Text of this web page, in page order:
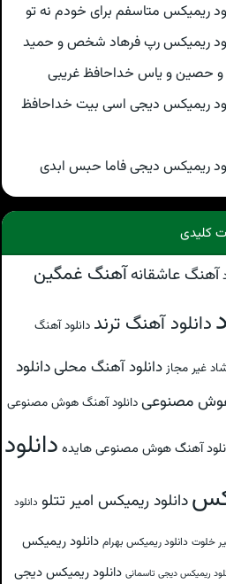
ریمیکس متاسفم برای خودم نه تو
ریمیکس رپ فرهاد شخص و حمید
حصین و یاس خداحافظ غریبی
ریمیکس دیجی اسی بیت خداحافظ
ریمیکس دیجی فاما حبس ابدی
کلیدی
آهنگ عاشقانهآهنگ غمگین
دانلود آهنگ ترند دانلود آهنگ
غیر مجاز دانلود آهنگ محلیدانلود
مصنوعی دانلود آهنگ هوش مصنوعی
آهنگ هوش مصنوعی هایده دانلود
دانلود ریمیکس امیر تتلو دانلود
خلوت دانلود ریمیکس بهرام دانلود ریمیکس
ریمیکس دیجی تاسمانی دانلود ریمیکس دیجی